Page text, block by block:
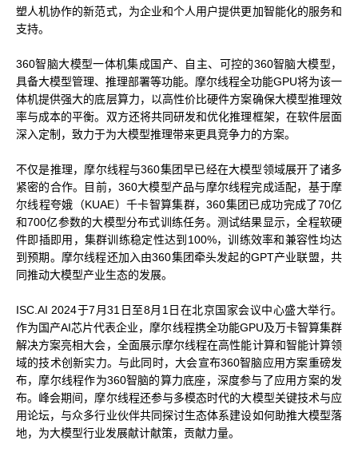
Smart Media Engine
科学计算套件
塑人机协作的新范式，为企业和个人用户提供更加智能化的服务和
支持。
360智脑大模型一体机集成国产、自主、可控的360智脑大模型，
具备大模型管理、推理部署等功能。摩尔线程全功能GPU将为该一
体机提供强大的底层算力，以高性价比硬件方案确保大模型推理效
率与成本的平衡。双方还将共同研发和优化推理框架，在软件层面
深入定制，致力于为大模型推理带来更具竞争力的方案。
不仅是推理，摩尔线程与360集团早已经在大模型领域展开了诸多
紧密的合作。目前，360大模型产品与摩尔线程完成适配，基于摩
尔线程夸娥（KUAE）千卡智算集群，360集团已成功完成了70亿
和700亿参数的大模型分布式训练任务。测试结果显示，全程软硬
件即插即用，集群训练稳定性达到100%，训练效率和兼容性均达
到预期。摩尔线程还加入由360集团牵头发起的GPT产业联盟，共
同推动大模型产业生态的发展。
ISC.AI 2024于7月31日至8月1日在北京国家会议中心盛大举行。
作为国产AI芯片代表企业，摩尔线程携全功能GPU及万卡智算集群
解决方案亮相大会，全面展示摩尔线程在高性能计算和智能计算领
域的技术创新实力。与此同时，大会宣布360智脑应用方案重磅发
布，摩尔线程作为360智脑的算力底座，深度参与了应用方案的发
布。峰会期间，摩尔线程还参与多模态时代的大模型关键技术与应
用论坛，与众多行业伙伴共同探讨生态体系建设如何助推大模型落
地，为大模型行业发展献计献策，贡献力量。